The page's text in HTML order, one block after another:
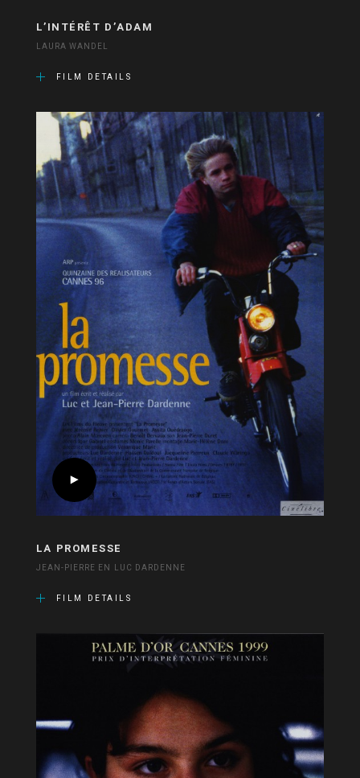
L’INTÉRÊT D’ADAM
LAURA WANDEL
FILM DETAILS
LA PROMESSE
JEAN-PIERRE EN LUC DARDENNE
FILM DETAILS